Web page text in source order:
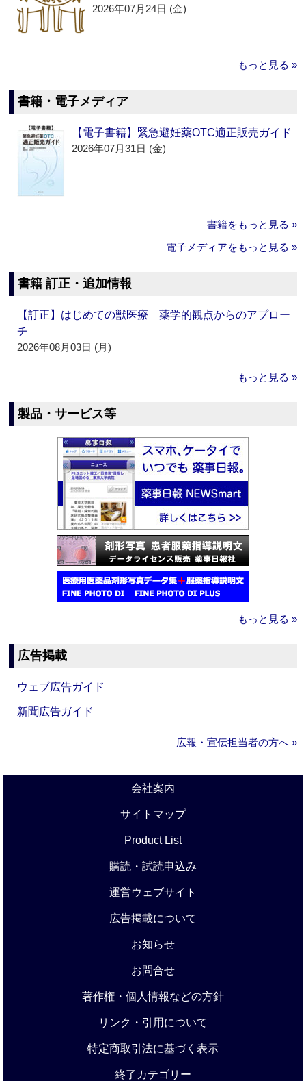
2026年07月24日 (金)
もっと見る »
書籍・電子メディア
【電子書籍】緊急避妊薬OTC適正販売ガイド
2026年07月31日 (金)
書籍をもっと見る »
電子メディアをもっと見る »
書籍 訂正・追加情報
【訂正】はじめての獣医療 薬学的観点からのアプロー
チ
2026年08月03日 (月)
もっと見る »
製品・サービス等
もっと見る »
広告掲載
ウェブ広告ガイド
新聞広告ガイド
広報・宣伝担当者の方へ »
会社案内
サイトマップ
Product List
購読・試読申込み
運営ウェブサイト
広告掲載について
お知らせ
お問合せ
著作権・個人情報などの方針
リンク・引用について
特定商取引法に基づく表示
終了カテゴリー